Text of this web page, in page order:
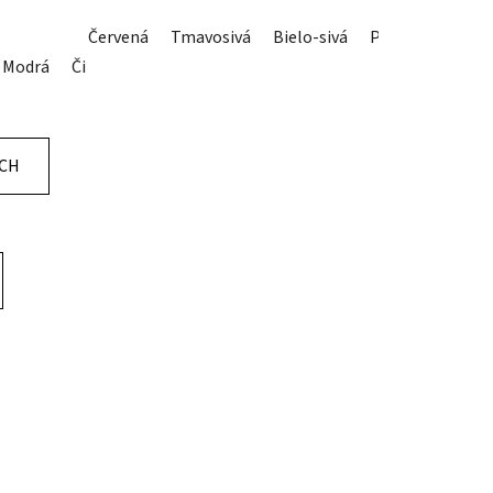
Modrá Čierna
Červená Tmavosivá Bielo-sivá Petrolejová